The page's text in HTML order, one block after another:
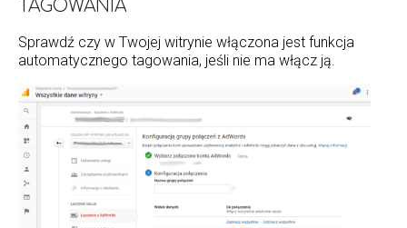
TAGOWANIA
Sprawdź czy w Twojej witrynie włączona jest funkcja
automatycznego tagowania, jeśli nie ma włącz ją.